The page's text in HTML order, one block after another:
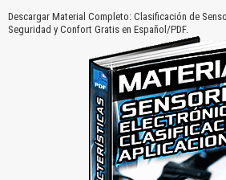
Descargar Material Completo: Clasificación de
Seguridad y Confort Gratis en Español/PDF.